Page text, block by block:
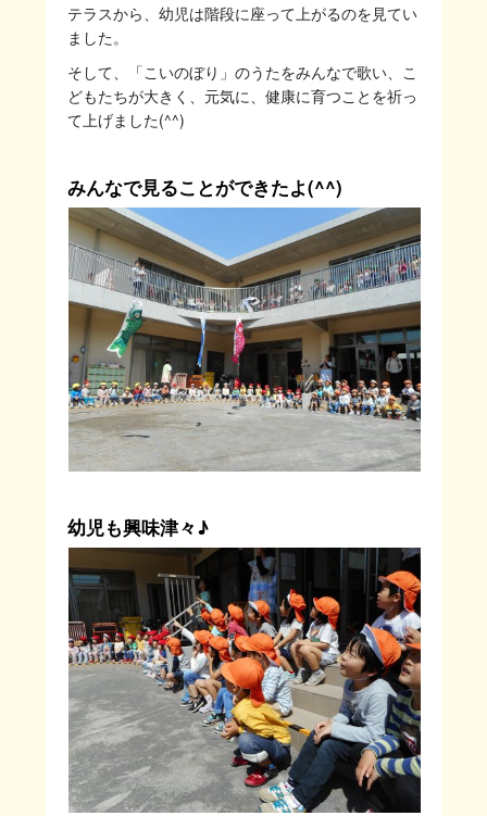
テラスから、幼児は階段に座って上がるのを見てい
ました。
そして、「こいのぼり」のうたをみんなで歌い、こ
どもたちが大きく、元気に、健康に育つことを祈っ
て上げました(^^)
みんなで見ることができたよ(^^)
幼児も興味津々♪